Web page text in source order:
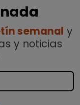
semanal y
y noticias